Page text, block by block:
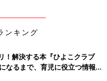
ンキング
！解決する本『ひよこクラブ
るまで、育児に役立つ情報が